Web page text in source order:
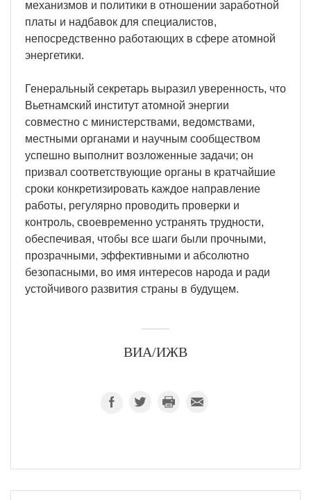
механизмов и политики в отношении заработной
платы и надбавок для специалистов,
непосредственно работающих в сфере атомной
энергетики.
Генеральный секретарь выразил уверенность, что
Вьетнамский институт атомной энергии
совместно с министерствами, ведомствами,
местными органами и научным сообществом
успешно выполнит возложенные задачи; он
призвал соответствующие органы в кратчайшие
сроки конкретизировать каждое направление
работы, регулярно проводить проверки и
контроль, своевременно устранять трудности,
обеспечивая, чтобы все шаги были прочными,
прозрачными, эффективными и абсолютно
безопасными, во имя интересов народа и ради
устойчивого развития страны в будущем.
ВИА/ИЖВ